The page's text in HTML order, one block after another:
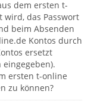
dem ersten t-
wird, das Passwort
beim Absenden
Kontos durch
ersetzt
eingegeben).
ersten t-online
zu können?